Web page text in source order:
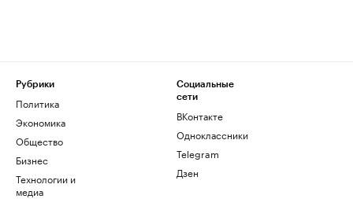
Рубрики
Политика
Экономика
Общество
Бизнес
Технологии и
медиа
Социальные
сети
ВКонтакте
Одноклассники
Telegram
Дзен